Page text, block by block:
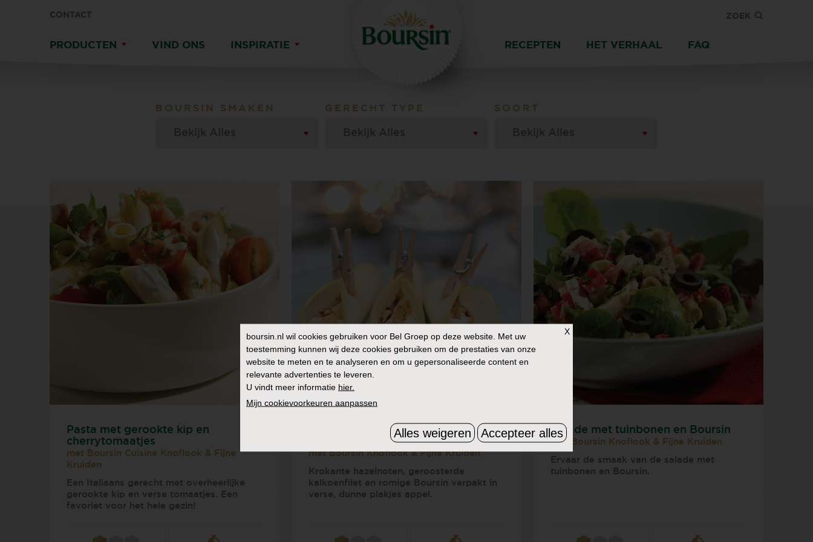
CONTACT ZOEK
PRODUCTEN VIND ONS INSPIRATIE RECEPTEN HET VERHAAL FAQ
BOURSIN SMAKEN
Bekijk Alles
GERECHT TYPE
Bekijk Alles
SOORT
Bekijk Alles
Pasta met gerookte kip en
cherrytomaatjes
met Boursin Cuisine Knoflook & Fijne
Kruiden
Een Italiaans gerecht met overheerlijke
gerookte kip en verse tomaatjes. Een
favoriet voor het hele gezin!
Geroosterde kalkoen met appel en
met Boursin Knoflook & Fijne Kruiden
Krokante hazelnoten, geroosterde
kalkoenfilet en romige Boursin verpakt in
verse, dunne plakjes appel.
Salade met tuinbonen en Boursin
met Boursin Knoflook & Fijne Kruiden
Ervaar de smaak van de salade met
tuinbonen en Boursin.
X
boursin.nl wil cookies gebruiken voor Bel Groep op deze website. Met uw
toestemming kunnen wij deze cookies gebruiken om de prestaties van onze
website te meten en te analyseren en om u gepersonaliseerde content en
relevante advertenties te leveren.
U vindt meer informatie hier.
Mijn cookievoorkeuren aanpassen
Alles weigeren Accepteer alles